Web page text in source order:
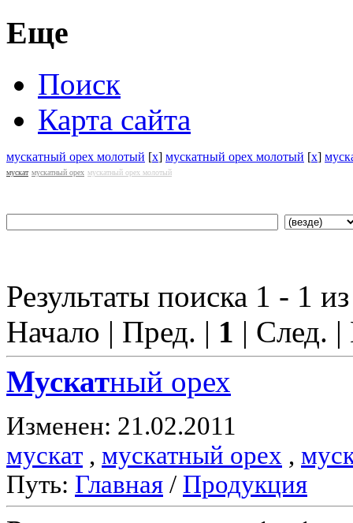
Еще
Поиск
Карта сайта
мускатный орех молотый [x] мускатный орех молотый [x]
мускат мускатный орех мускатный орех молотый
Результаты поиска 1 - 1
Начало | Пред. | 1 | След.
Мускатный орех
Изменен: 21.02.2011
мускат , мускатный орех ,
Путь: Главная / Продукция